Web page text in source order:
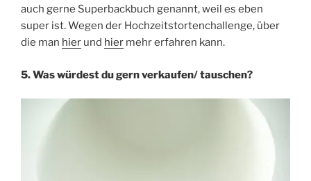
auch gerne Superbackbuch genannt, weil es eben
super ist. Wegen der Hochzeitstortenchallenge, über
die man hier und hier mehr erfahren kann.
5. Was würdest du gern verkaufen/ tauschen?